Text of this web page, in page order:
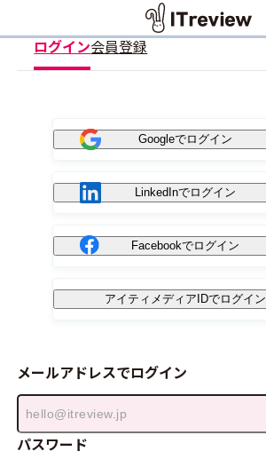
ログイン会員登録
Googleでログイン
LinkedInでログイン
Facebookでログイン
アイティメディアIDでログイン
メールアドレスでログイン
パスワード